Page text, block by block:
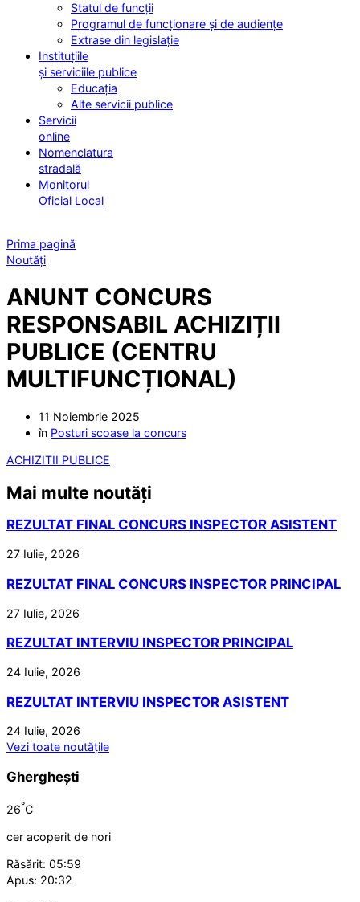
Statul de funcții
Programul de funcționare și de audiențe
Extrase din legislație
Instituțiile
și serviciile publice
Educația
Alte servicii publice
Servicii
online
Nomenclatura
stradală
Monitorul
Oficial Local
Prima pagină
Noutăți
ANUNT CONCURS
RESPONSABIL ACHIZIȚII
PUBLICE (CENTRU
MULTIFUNCȚIONAL)
11 Noiembrie 2025
în Posturi scoase la concurs
ACHIZITII PUBLICE
Mai multe noutăți
REZULTAT FINAL CONCURS INSPECTOR ASISTENT
27 Iulie, 2026
REZULTAT FINAL CONCURS INSPECTOR PRINCIPAL
27 Iulie, 2026
REZULTAT INTERVIU INSPECTOR PRINCIPAL
24 Iulie, 2026
REZULTAT INTERVIU INSPECTOR ASISTENT
24 Iulie, 2026
Vezi toate noutățile
Gherghești
26°C
cer acoperit de nori
Răsărit: 05:59
Apus: 20:32